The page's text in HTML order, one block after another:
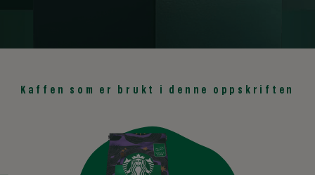
Kaffen som er brukt i denne oppskriften